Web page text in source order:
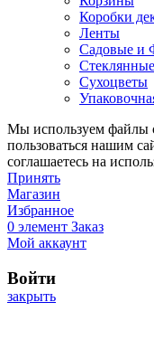
Коробки
Ленты
Садовые и
Сухоцветы
Мы используем файлы
пользоваться нашим
соглашаетесь на
Принять
Магазин
Избранное
0 элемент Заказ
Мой аккаунт
Войти
закрыть